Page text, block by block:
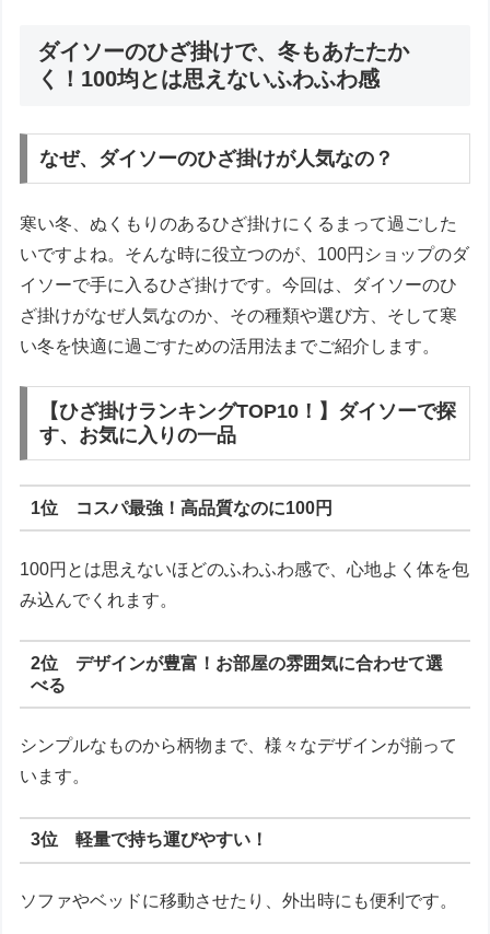
ダイソーのひざ掛けで、冬もあたたか
く！100均とは思えないふわふわ感
なぜ、ダイソーのひざ掛けが人気なの？
寒い冬、ぬくもりのあるひざ掛けにくるまって過ごした
いですよね。そんな時に役立つのが、100円ショップのダ
イソーで手に入るひざ掛けです。今回は、ダイソーのひ
ざ掛けがなぜ人気なのか、その種類や選び方、そして寒
い冬を快適に過ごすための活用法までご紹介します。
【ひざ掛けランキングTOP10！】ダイソーで探
す、お気に入りの一品
1位 コスパ最強！高品質なのに100円
100円とは思えないほどのふわふわ感で、心地よく体を包
み込んでくれます。
2位 デザインが豊富！お部屋の雰囲気に合わせて選
べる
シンプルなものから柄物まで、様々なデザインが揃って
います。
3位 軽量で持ち運びやすい！
ソファやベッドに移動させたり、外出時にも便利です。